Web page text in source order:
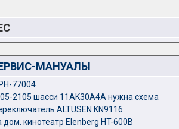
МАНУАЛЫ
77004
2105 шасси 11AK30A4A нужна схема
ALTUSEN KN9116
кинотеатр Elenberg HT-600B